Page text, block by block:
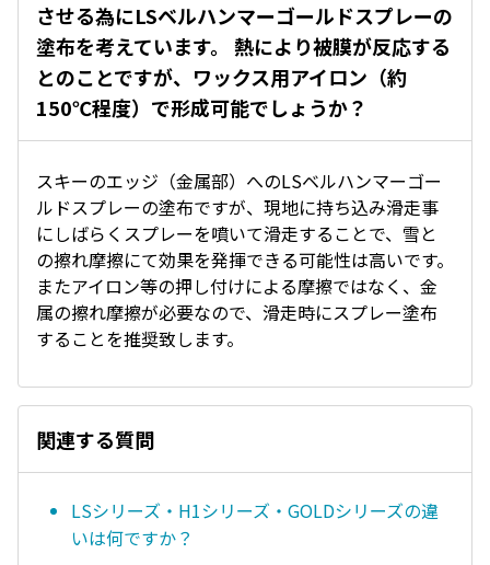
させる為にLSベルハンマーゴールドスプレーの
塗布を考えています。 熱により被膜が反応する
とのことですが、ワックス用アイロン（約
150℃程度）で形成可能でしょうか？
スキーのエッジ（金属部）へのLSベルハンマーゴー
ルドスプレーの塗布ですが、現地に持ち込み滑走事
にしばらくスプレーを噴いて滑走することで、雪と
の擦れ摩擦にて効果を発揮できる可能性は高いです。
またアイロン等の押し付けによる摩擦ではなく、金
属の擦れ摩擦が必要なので、滑走時にスプレー塗布
することを推奨致します。
関連する質問
LSシリーズ・H1シリーズ・GOLDシリーズの違
いは何ですか？